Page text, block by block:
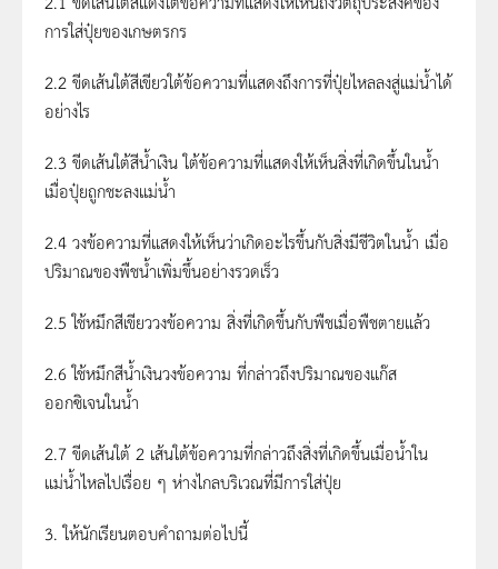
การใส่ปุ๋ยของเกษตรกร
2.2 ขีดเส้นใต้สีเขียวใต้ข้อความที่แสดงถึงการที่ปุ๋ยไหลลงสู่แม่น้ำได้
อย่างไร
2.3 ขีดเส้นใต้สีน้ำเงิน ใต้ข้อความที่แสดงให้เห็นสิ่งที่เกิดขึ้นในน้ำ
เมื่อปุ๋ยถูกชะลงแม่น้ำ
2.4 วงข้อความที่แสดงให้เห็นว่าเกิดอะไรขึ้นกับสิ่งมีชีวิตในน้ำ เมื่อ
ปริมาณของพืชน้ำเพิ่มขึ้นอย่างรวดเร็ว
2.5 ใช้หมึกสีเขียววงข้อความ สิ่งที่เกิดขึ้นกับพืชเมื่อพืชตายแล้ว
2.6 ใช้หมึกสีน้ำเงินวงข้อความ ที่กล่าวถึงปริมาณของแก๊ส
ออกซิเจนในน้ำ
2.7 ขีดเส้นใต้ 2 เส้นใต้ข้อความที่กล่าวถึงสิ่งที่เกิดขึ้นเมื่อน้ำใน
แม่น้ำไหลไปเรื่อย ๆ ห่างไกลบริเวณที่มีการใส่ปุ๋ย
3. ให้นักเรียนตอบคำถามต่อไปนี้